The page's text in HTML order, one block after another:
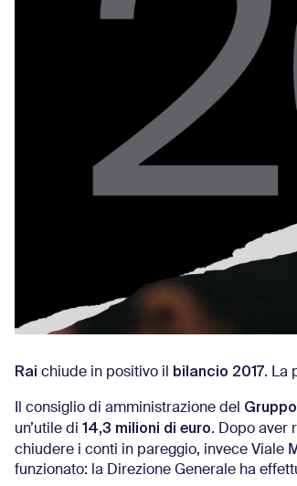
Rai chiude in positivo il bilancio 2017. La
Il consiglio di amministrazione del
un’utile di 14,3 milioni di euro. Dopo aver
chiudere i conti in pareggio, invece Viale
funzionato: la Direzione Generale ha